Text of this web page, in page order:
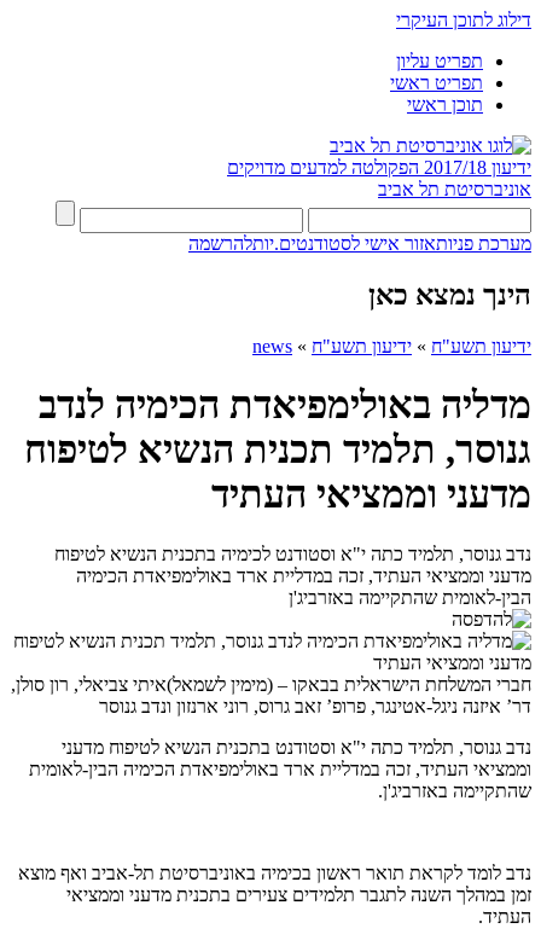
דילוג לתוכן העיקרי
תפריט עליון
תפריט ראשי
תוכן ראשי
ידיעון 2017/18
הפקולטה למדעים מדויקים
אוניברסיטת תל אביב
מערכת פניותאזור אישי לסטודנטים.יותלהרשמה
הינך נמצא כאן
ידיעון תשע"ח » ידיעון תשע"ח »
news
מדליה באולימפיאדת הכימיה לנדב
גנוסר, תלמיד תכנית הנשיא לטיפוח
מדעני וממציאי העתיד
נדב גנוסר, תלמיד כתה י"א וסטודנט לכימיה בתכנית הנשיא לטיפוח
מדעני וממציאי העתיד, זכה במדליית ארד באולימפיאדת הכימיה
הבין-לאומית שהתקיימה באזרביג'ן
חברי המשלחת הישראלית בבאקו – (מימין לשמאל)איתי צביאלי, רון סולן,
דר’ איזנה ניגל-אטינגר, פרופ’ זאב גרוס, רוני ארנזון ונדב גנוסר
נדב גנוסר, תלמיד כתה י"א וסטודנט בתכנית הנשיא לטיפוח מדעני
וממציאי העתיד, זכה במדליית ארד באולימפיאדת הכימיה הבין-לאומית
שהתקיימה באזרביג'ן.
נדב לומד לקראת תואר ראשון בכימיה באוניברסיטת תל-אביב ואף מוצא
זמן במהלך השנה לתגבר תלמידים צעירים בתכנית מדעני וממציאי
העתיד.